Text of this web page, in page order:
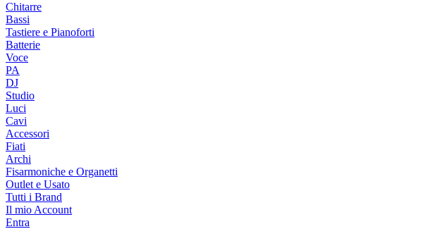
Chitarre
Bassi
Tastiere e Pianoforti
Batterie
Voce
PA
DJ
Studio
Luci
Cavi
Accessori
Fiati
Archi
Fisarmoniche e Organetti
Outlet e Usato
Tutti i Brand
Il mio Account
Entra